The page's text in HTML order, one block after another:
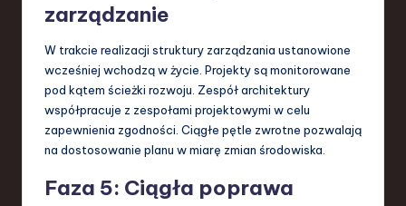
zarządzanie
W trakcie realizacji struktury zarządzania ustanowione
wcześniej wchodzą w życie. Projekty są monitorowane
pod kątem ścieżki rozwoju. Zespół architektury
współpracuje z zespołami projektowymi w celu
zapewnienia zgodności. Ciągłe pętle zwrotne pozwalają
na dostosowanie planu w miarę zmian środowiska.
Faza 5: Ciągła poprawa